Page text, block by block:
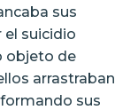
sus
suicidio
objeto de
arrastraban
sus